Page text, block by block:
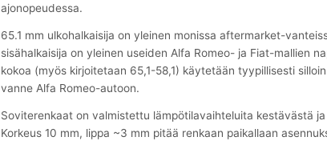
ajonopeudessa.
65.1 mm ulkohalkaisija on yleinen monissa aftermarket-
sisähalkaisija on yleinen useiden Alfa Romeo- ja Fiat-mallien
kokoa (myös kirjoitetaan 65,1-58,1) käytetään tyypillisesti
vanne Alfa Romeo-autoon.
Soviterenkaat on valmistettu lämpötilavaihteluita kestävästä
Korkeus 10 mm, lippa ~3 mm pitää renkaan paikallaan